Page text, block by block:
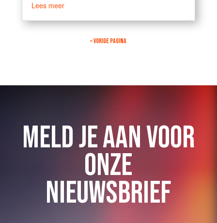
Lees meer
« VORIGE PAGINA
MELD JE AAN VOOR
ONZE
NIEUWSBRIEF